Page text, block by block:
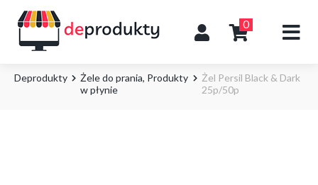
0
Deprodukty Żele do prania, Produkty
w płynie
Żel Persil Black & Dark
25p/50p